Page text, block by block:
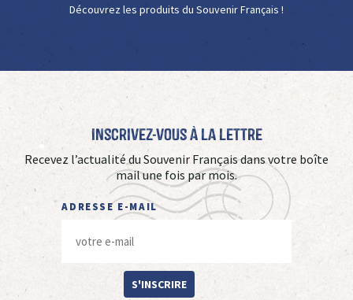
Découvrez les produits du Souvenir Français !
Inscrivez-vous à La Lettre
Recevez l’actualité du Souvenir Français dans votre boîte
mail une fois par mois.
ADRESSE E-MAIL
S'INSCRIRE